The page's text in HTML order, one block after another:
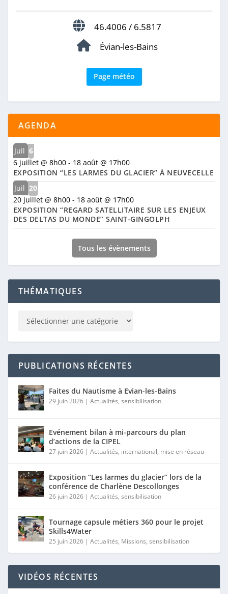
46.4006 / 6.5817
Évian-les-Bains
Page météo
AGENDA
Juil 6
6 juillet @ 8h00- 18 août @ 17h00
EXPOSITION “LES LARMES DU GLACIER” À NEUVECELLE
Juil 20
20 juillet @ 8h00- 18 août @ 17h00
EXPOSITION “REGARD SATELLITAIRE SUR LES ENJEUX
DES DELTAS DU MONDE” SAINT-GINGOLPH
Tous les évènements
THÉMATIQUES
PUBLICATIONS RÉCENTES
Faites du Nautisme à Evian-les-Bains
29 juin 2026| Actualités, sensibilisation
Evénement bilan à mi-parcours du plan
d’actions de la CIPEL
27 juin 2026| Actualités, international, mise en réseau
Exposition “Les larmes du glacier” lors de la
conférence de Charlène Descollonges
26 juin 2026| Actualités, sensibilisation
Tournage capsule métiers 360 pour le projet
Skills4Water
25 juin 2026| Actualités, Missions, sensibilisation
VIDÉOS RÉCENTES